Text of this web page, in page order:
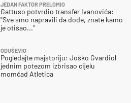
JEDAN FAKTOR PRELOMIO
Gattuso potvrdio transfer Ivanovića:
"Sve smo napravili da dođe, znate kamo
je otišao..."
ODUŠEVIO
Pogledajte majstoriju: Joško Gvardiol
jednim potezom izbrisao cijelu
momčad Atletica